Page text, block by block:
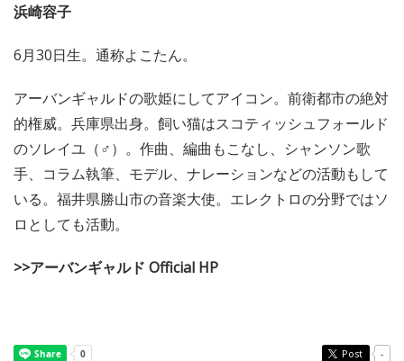
浜崎容子
6月30日生。通称よこたん。
アーバンギャルドの歌姫にしてアイコン。前衛都市の絶対
的権威。兵庫県出身。飼い猫はスコティッシュフォールド
のソレイユ（♂）。作曲、編曲もこなし、シャンソン歌
手、コラム執筆、モデル、ナレーションなどの活動もして
いる。福井県勝山市の音楽大使。エレクトロの分野ではソ
ロとしても活動。
>>アーバンギャルド Official HP
Post -